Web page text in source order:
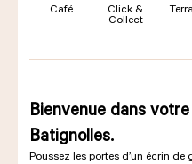
Nous trouver
Café Click &
Collect
Bienvenue dans
Batignolles.
Poussez les portes d’un écrin